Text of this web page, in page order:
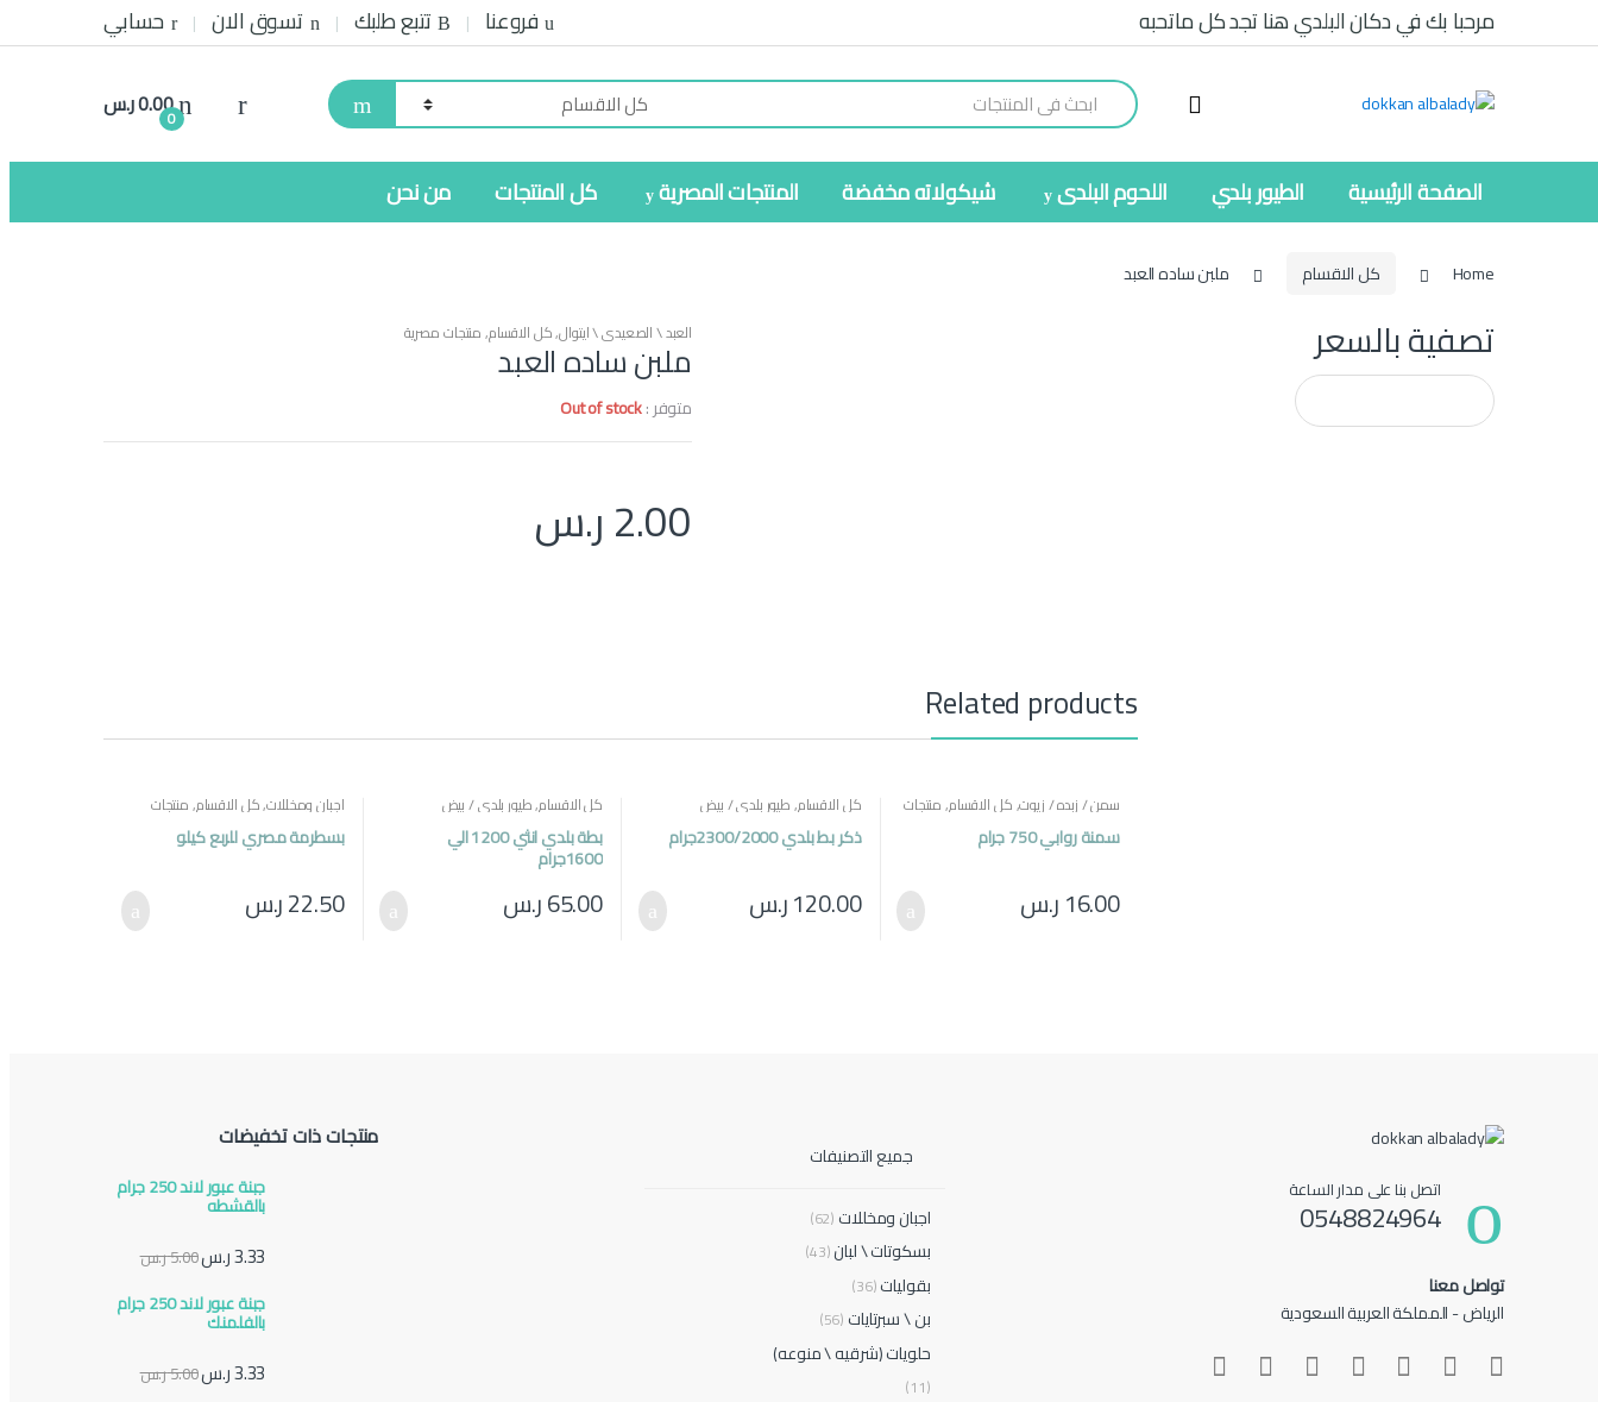
to
to
مرحبا بك في دكان البلدي هنا تجد كل ماتحبه فروعنا تتبع طلبك تسوق الان حسابي
Search
for:
0
0.00ر.س
الصفحة الرئيسية الطيور بلدي اللحوم البلدى شيكولاته مخفضة المنتجات المصرية كل المنتجات من نحن
Home كل الاقسام ملبن ساده العبد
العبد \ الصعيدي \ ايتوال,كل الاقسام,منتجات مصرية
ملبن ساده العبد
متوفر :Out of stock
2.00ر.س
Related products
سمن / زبده / زيوت,كل الاقسام,منتجات
مصرية
سمنة روابي 750 جرام
16.00ر.س
كل الاقسام,طيور بلدي / بيض
ذكر بط بلدي 2300/2000جرام
120.00ر.س
كل الاقسام,طيور بلدي / بيض
بطة بلدي انثي 1200 الي
1600جرام
65.00ر.س
اجبان ومخللات,كل الاقسام,منتجات
مصرية
بسطرمة مصري للربع كيلو
22.50ر.س
تصفية بالسعر
اتصل بنا على مدار الساعة
0548824964
تواصل معنا
الرياض - المملكة العربية السعودية
جميع التصنيفات
اجبان ومخللات (62)
بسكوتات \ لبان(43)
بقوليات(36)
بن \ سبرتايات (56)
حلويات (شرقيه \ منوعه)
(11)
منتجات ذات تخفيضات
جبنة عبور لاند 250 جرام
بالقشطه
3.33ر.س5.00ر.س
جبنة عبور لاند 250 جرام
بالفلمنك
3.33ر.س5.00ر.س